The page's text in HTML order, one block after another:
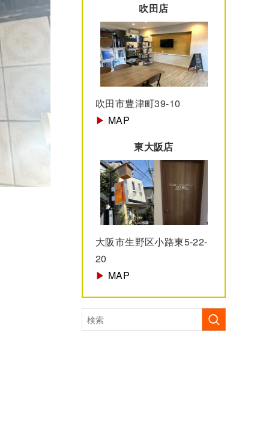
吹田店
吹田市豊津町39-10
▶︎ MAP
東大阪店
大阪市生野区小路東5-22-
20
▶︎ MAP